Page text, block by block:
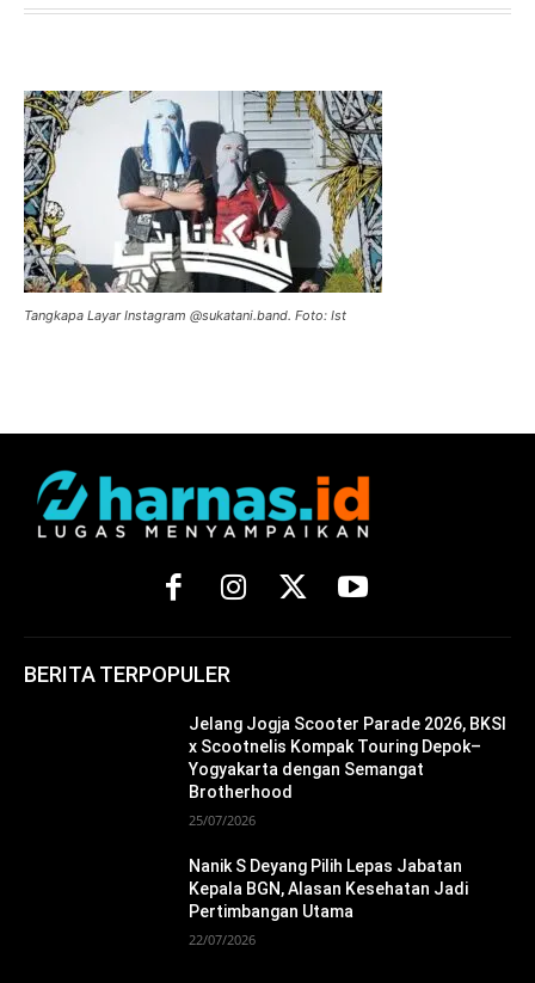
Tangkapa Layar Instagram @sukatani.band. Foto: Ist
BERITA TERPOPULER
Jelang Jogja Scooter Parade 2026, BKSI
x Scootnelis Kompak Touring Depok–
Yogyakarta dengan Semangat
Brotherhood
25/07/2026
Nanik S Deyang Pilih Lepas Jabatan
Kepala BGN, Alasan Kesehatan Jadi
Pertimbangan Utama
22/07/2026